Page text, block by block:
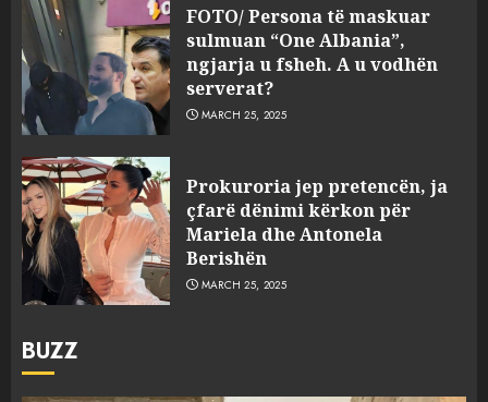
FOTO/ Persona të maskuar
sulmuan “One Albania”,
ngjarja u fsheh. A u vodhën
serverat?
MARCH 25, 2025
Prokuroria jep pretencën, ja
çfarë dënimi kërkon për
Mariela dhe Antonela
Berishën
MARCH 25, 2025
BUZZ